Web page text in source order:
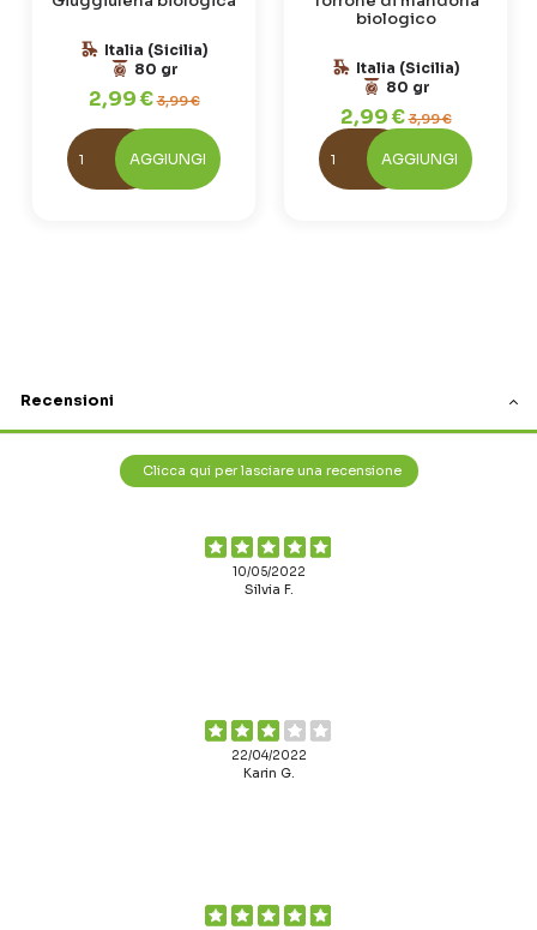
Italia (Sicilia)
80 gr
2,99 €3,99 €
AGGIUNGI
biologico
Italia (Sicilia)
80 gr
2,99 €3,99 €
AGGIUNGI
Recensioni
Clicca qui per lasciare una recensione
10/05/2022
Silvia F.
22/04/2022
Karin G.